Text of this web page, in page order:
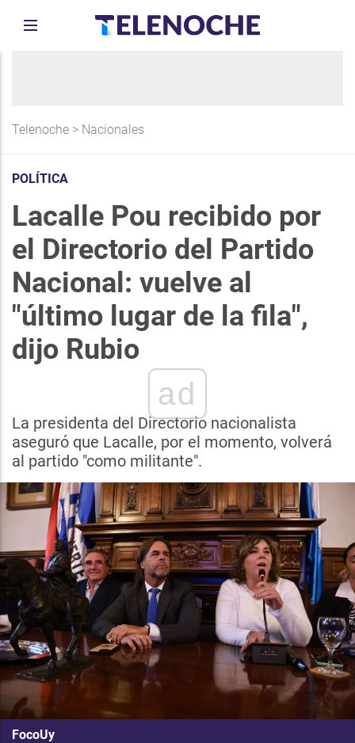
Telenoche > Nacionales
POLÍTICA
Lacalle Pou recibido por
el Directorio del Partido
Nacional: vuelve al
"último lugar de la fila",
dijo Rubio
ad
La presidenta del Directorio nacionalista
aseguró que Lacalle, por el momento, volverá
al partido "como militante".
FocoUy